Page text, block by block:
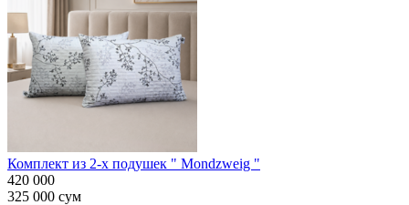
Комплект из 2-х подушек " Mondzweig "
420 000
325 000 сум